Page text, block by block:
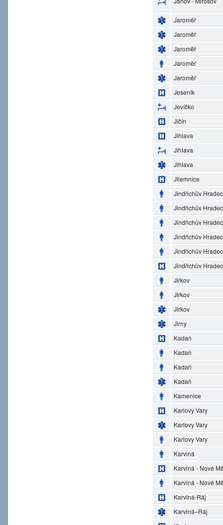
Jaroměř
Jaroměř
Jaroměř
Jaroměř
Jaroměř
Jeseník
Jevíčko
Jičín
Jihlava
Jihlava
Jihlava
Jilemnice
Jindřichův Hradec
Jindřichův Hradec
Jindřichův Hradec
Jindřichův Hradec
Jindřichův Hradec
Jindřichův Hradec
Jirkov
Jirkov
Jirkov
Jirny
Kadaň
Kadaň
Kadaň
Kadaň
Kamenice
Karlovy Vary
Karlovy Vary
Karlovy Vary
Karviná
Karviná - Nové
Karviná - Nové
Karviná-Ráj
Karviná–Ráj